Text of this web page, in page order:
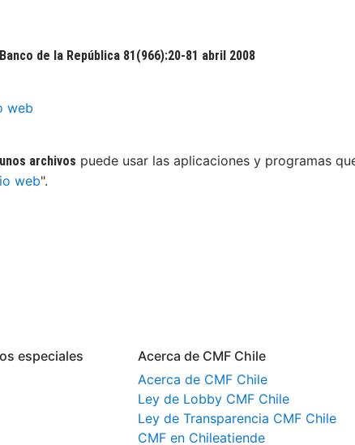
de la República 81(966):20-81 abril 2008
web
archivos puede usar las aplicaciones y programas
web".
especiales
Acerca de CMF Chile
Acerca de CMF Chile
Ley de Lobby CMF Chile
Ley de Transparencia CMF Chile
CMF en Chileatiende